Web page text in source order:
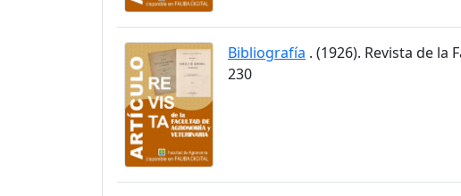
Bibliografía . (1926). Revista de la
230